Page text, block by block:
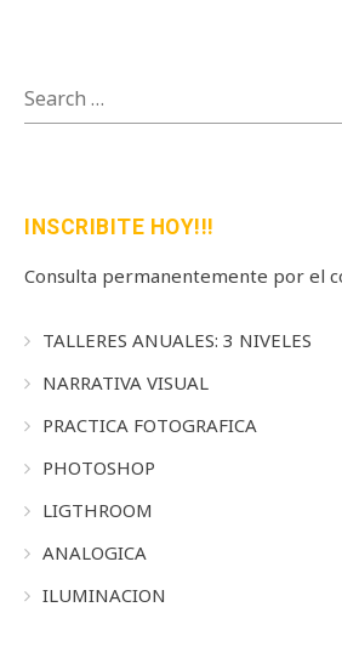
SEARCH
INSCRIBITE HOY!!!
Consulta permanentemente por el
TALLERES ANUALES: 3 NIVELES
NARRATIVA VISUAL
PRACTICA FOTOGRAFICA
PHOTOSHOP
LIGTHROOM
ANALOGICA
ILUMINACION